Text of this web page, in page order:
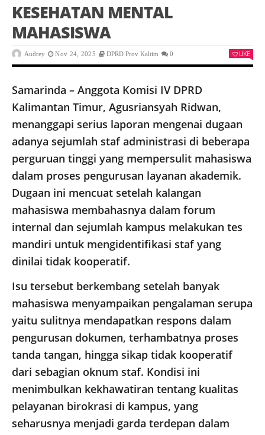
KESEHATAN MENTAL
MAHASISWA
Audrey Nov 24, 2025 DPRD Prov Kaltim 0 LIKE
Samarinda – Anggota Komisi IV DPRD
Kalimantan Timur, Agusriansyah Ridwan,
menanggapi serius laporan mengenai dugaan
adanya sejumlah staf administrasi di beberapa
perguruan tinggi yang mempersulit mahasiswa
dalam proses pengurusan layanan akademik.
Dugaan ini mencuat setelah kalangan
mahasiswa membahasnya dalam forum
internal dan sejumlah kampus melakukan tes
mandiri untuk mengidentifikasi staf yang
dinilai tidak kooperatif.
Isu tersebut berkembang setelah banyak
mahasiswa menyampaikan pengalaman serupa
yaitu sulitnya mendapatkan respons dalam
pengurusan dokumen, terhambatnya proses
tanda tangan, hingga sikap tidak kooperatif
dari sebagian oknum staf. Kondisi ini
menimbulkan kekhawatiran tentang kualitas
pelayanan birokrasi di kampus, yang
seharusnya menjadi garda terdepan dalam